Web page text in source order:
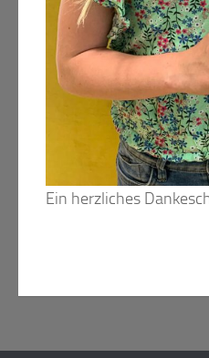
Ein herzliches